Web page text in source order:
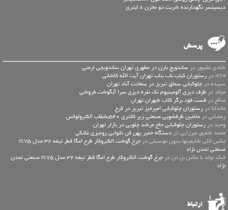
دیسپنسر نگهدارنده شربت دو مخزن 8 لیتری
پرسش
شادی علیپور در ساندویچ بارن در مطهری تهران ساندویچی ارمنی
arya در
رستوران کباب ناب بناب تهران آیت الله کاشانی
سپیده در چلوکبابی سماق تبریز در سعادت آباد تهران
میلاد در ظرف دیزی آلومینیوم تک نفره دیزی سرا آبگوشت فروشی
صالح در فست فود برگر کلاب شهران تهران
ماندانا در رستوران چلوکبابی امیرخیز تبریز در کرج
رمضانی در ماشین ظرفشویی صنعتی زیر کانتری 540بشقاب الکترولوکس
وحید در رستوران چلوکبابی حاج مرشد چلویی در بازار تهران
محمد شفیق میرزایی در دستگاه خمیر پهن کن نانوایی رومیزی غلتکی
عكس اللي شايفينها بدون موسيقى در
چرخ گوشت الکتروکار طرح امگا قطر تیغه 32 مدل ec75
صنعتی تمدن نژاد
کیک تولد با عکس بن تن در
چرخ گوشت الکتروکار طرح امگا قطر تیغه 32 مدل ec75 صنعتی تمدن
نژاد
ارتباط